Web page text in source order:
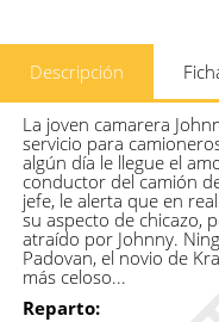
Descripción
La joven camarera
servicio para
algún día le llegue el
conductor del camión
jefe, le alerta que en
su aspecto de chicazo,
atraído por Johnny.
Padovan, el novio de
más celoso...
Reparto: